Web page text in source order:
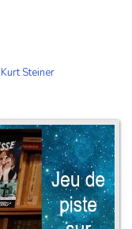
Kurt Steiner